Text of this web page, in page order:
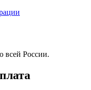
всей России.